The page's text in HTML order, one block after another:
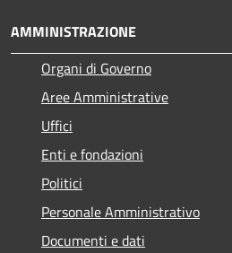
AMMINISTRAZIONE
Organi di Governo
Aree Amministrative
Uffici
Enti e fondazioni
Politici
Personale Amministrativo
Documenti e dati